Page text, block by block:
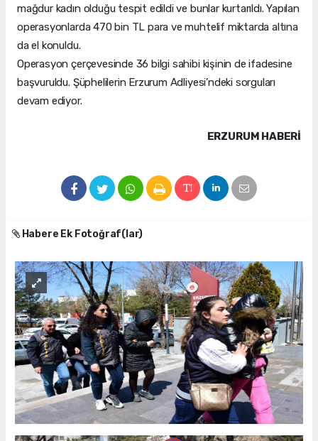
mağdur kadın olduğu tespit edildi ve bunlar kurtarıldı. Yapılan
operasyonlarda 470 bin TL para ve muhtelif miktarda altına
da el konuldu.
Operasyon çerçevesinde 36 bilgi sahibi kişinin de ifadesine
başvuruldu. Şüphelilerin Erzurum Adliyesi’ndeki sorguları
devam ediyor.
ERZURUM HABERİ
Habere Ek Fotoğraf(lar)